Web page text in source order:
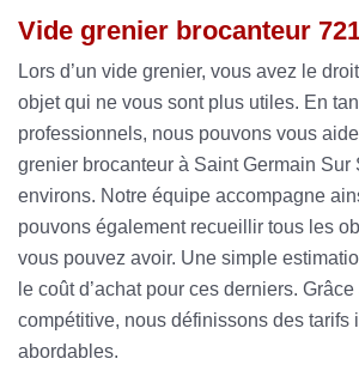
Vide grenier brocanteur
Lors d’un vide grenier, vous avez le
objet qui ne vous sont plus utiles. En
professionnels, nous pouvons vous
grenier brocanteur à Saint Germain Sur
environs. Notre équipe accompagne
pouvons également recueillir tous les
vous pouvez avoir. Une simple
le coût d’achat pour ces derniers.
compétitive, nous définissons des tarifs
abordables.